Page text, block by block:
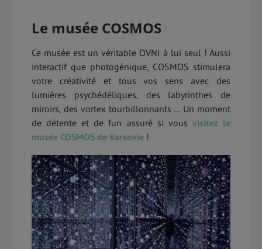
Le musée COSMOS
Ce musée est un véritable OVNI à lui seul ! Aussi
interactif que photogénique, COSMOS stimulera
votre créativité et tous vos sens avec des
lumières psychédéliques, des labyrinthes de
miroirs, des vortex tourbillonnants … Un moment
de détente et de fun assuré si vous visitez le
musée COSMOS de Varsovie !